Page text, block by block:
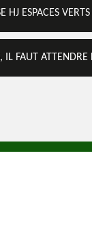
HJ ESPACES
IL FAUT